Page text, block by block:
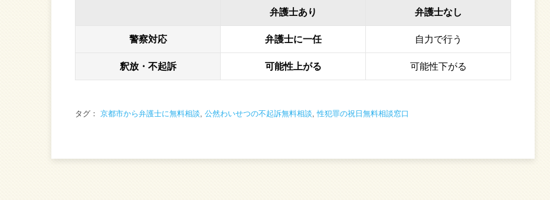
弁護士あり 弁護士なし
警察対応 弁護士に一任 自力で行う
釈放・不起訴 可能性上がる 可能性下がる
タグ： 京都市から弁護士に無料相談 公然わいせつの不起訴無料相談 ,性犯罪の祝日無料相談窓口